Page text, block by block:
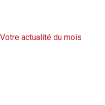
Votre actualité du mois